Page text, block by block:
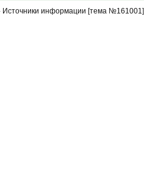
информации [тема №161001]